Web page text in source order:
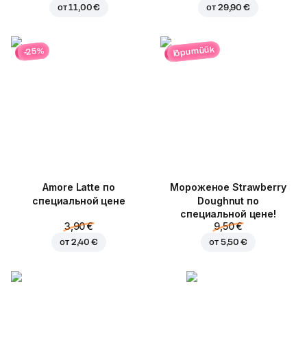
от11,00 € от 29,90 €
-25%
Amore Latte по
специальной цене
3,90 €
от 2,40 €
lõpumüük
Мороженое Strawberry
Doughnut по
специальной цене!
9,50 €
от 5,50 €